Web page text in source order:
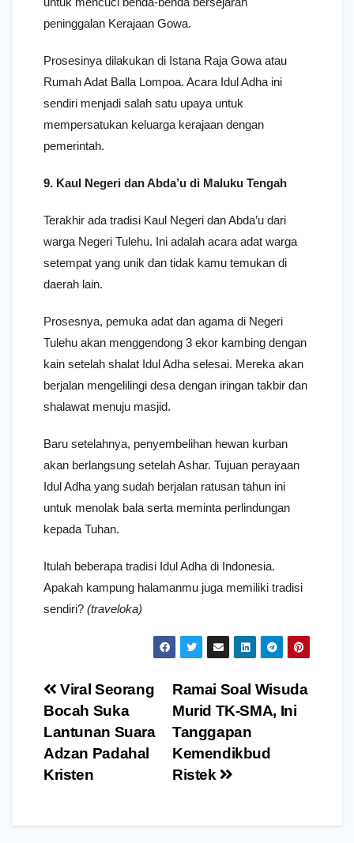
peninggalan Kerajaan Gowa.
Prosesinya dilakukan di Istana Raja Gowa atau
Rumah Adat Balla Lompoa. Acara Idul Adha ini
sendiri menjadi salah satu upaya untuk
mempersatukan keluarga kerajaan dengan
pemerintah.
9. Kaul Negeri dan Abda’u di Maluku Tengah
Terakhir ada tradisi Kaul Negeri dan Abda’u dari
warga Negeri Tulehu. Ini adalah acara adat warga
setempat yang unik dan tidak kamu temukan di
daerah lain.
Prosesnya, pemuka adat dan agama di Negeri
Tulehu akan menggendong 3 ekor kambing dengan
kain setelah shalat Idul Adha selesai. Mereka akan
berjalan mengelilingi desa dengan iringan takbir dan
shalawat menuju masjid.
Baru setelahnya, penyembelihan hewan kurban
akan berlangsung setelah Ashar. Tujuan perayaan
Idul Adha yang sudah berjalan ratusan tahun ini
untuk menolak bala serta meminta perlindungan
kepada Tuhan.
Itulah beberapa tradisi Idul Adha di Indonesia.
Apakah kampung halamanmu juga memiliki tradisi
sendiri? (traveloka)
Navigasi
pos
Ramai Soal Wisuda
Murid TK-SMA, Ini
Tanggapan
Kemendikbud
Ristek
Viral Seorang
Bocah Suka
Lantunan Suara
Adzan Padahal
Kristen